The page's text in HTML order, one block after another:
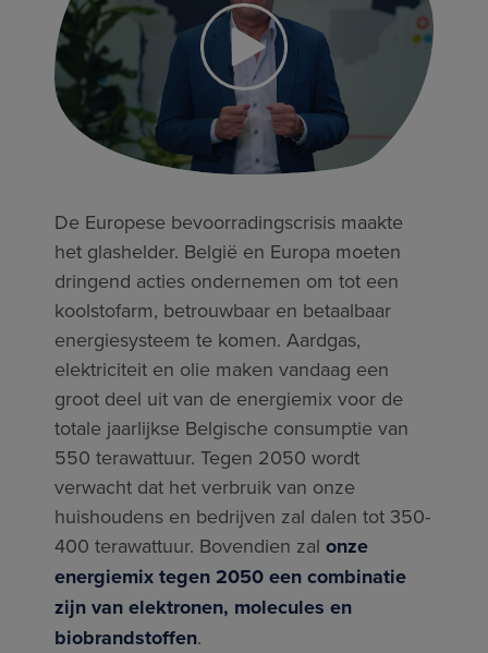
De Europese bevoorradingscrisis maakte
het glashelder. België en Europa moeten
dringend acties ondernemen om tot een
koolstofarm, betrouwbaar en betaalbaar
energiesysteem te komen. Aardgas,
elektriciteit en olie maken vandaag een
groot deel uit van de energiemix voor de
totale jaarlijkse Belgische consumptie van
550 terawattuur. Tegen 2050 wordt
verwacht dat het verbruik van onze
huishoudens en bedrijven zal dalen tot 350-
400 terawattuur. Bovendien zal onze
energiemix tegen 2050 een combinatie
zijn van elektronen, molecules en
biobrandstoffen.